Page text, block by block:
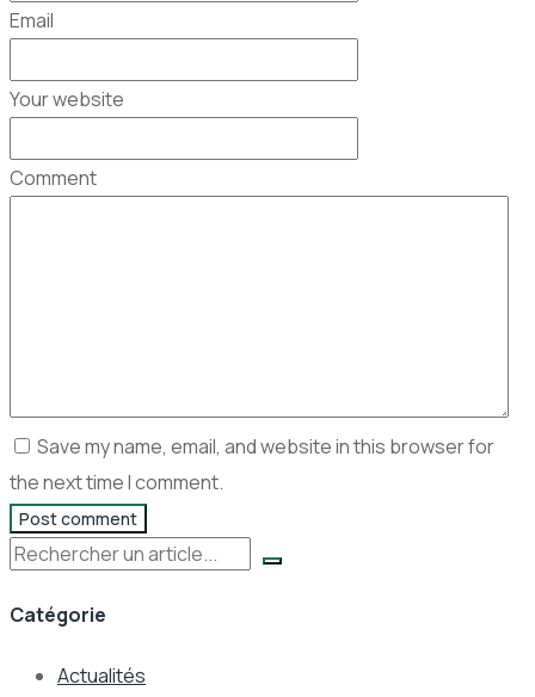
Email
Your website
Comment
Save my name, email, and website in this browser for
the next time I comment.
Post comment
Rechercher
Catégorie
Actualités